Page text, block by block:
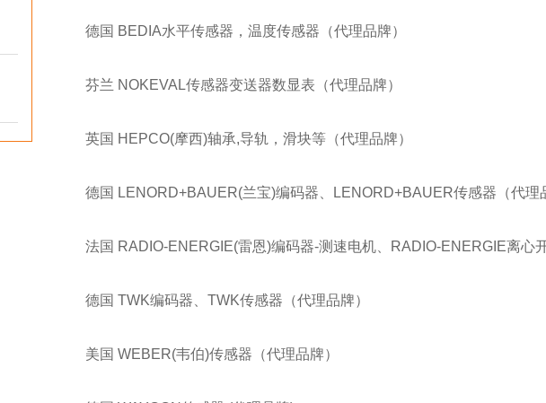
德国 BEDIA水平传感器，温度传感器（代理品牌）
芬兰 NOKEVAL传感器变送器数显表（代理品牌）
英国 HEPCO(摩西)轴承,导轨，滑块等（代理品牌）
德国 LENORD+BAUER(兰宝)编码器、LENORD+BAUER传感器（代理
法国 RADIO-ENERGIE(雷恩)编码器-测速电机、RADIO-ENERGIE离心
德国 TWK编码器、TWK传感器（代理品牌）
美国 WEBER(韦伯)传感器（代理品牌）